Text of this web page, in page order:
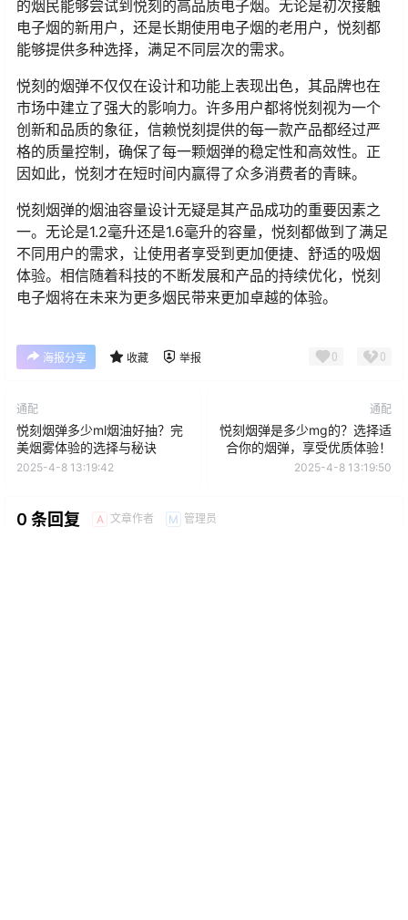
的烟民能够尝试到悦刻的高品质电子烟。无论是初次接触
电子烟的新用户，还是长期使用电子烟的老用户，悦刻都
能够提供多种选择，满足不同层次的需求。
悦刻的烟弹不仅仅在设计和功能上表现出色，其品牌也在
市场中建立了强大的影响力。许多用户都将悦刻视为一个
创新和品质的象征，信赖悦刻提供的每一款产品都经过严
格的质量控制，确保了每一颗烟弹的稳定性和高效性。正
因如此，悦刻才在短时间内赢得了众多消费者的青睐。
悦刻烟弹的烟油容量设计无疑是其产品成功的重要因素之
一。无论是1.2毫升还是1.6毫升的容量，悦刻都做到了满足
不同用户的需求，让使用者享受到更加便捷、舒适的吸烟
体验。相信随着科技的不断发展和产品的持续优化，悦刻
电子烟将在未来为更多烟民带来更加卓越的体验。
海报分享 收藏 举报 0 0
通配
悦刻烟弹多少ml烟油好抽？完
美烟雾体验的选择与秘诀
2025-4-8 13:19:42
通配
悦刻烟弹是多少mg的？选择适
合你的烟弹，享受优质体验！
2025-4-8 13:19:50
0 条回复 A 文章作者 M 管理员